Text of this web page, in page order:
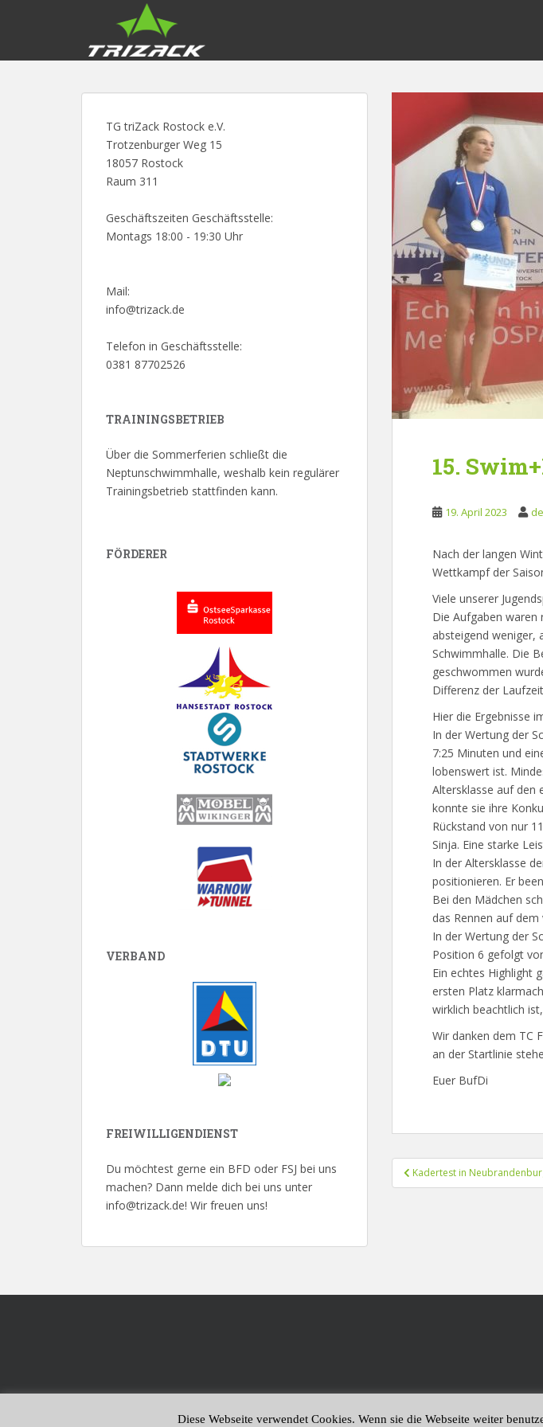
p
15.
19. April 2023
Nach der langen
Wettkampf der
Viele unserer
Die Aufgaben waren
absteigend weniger,
Schwimmhalle. Die
geschwommen
Differenz der
Hier die Ergebnisse
In der Wertung der
7:25 Minuten und
lobenswert ist.
Altersklasse auf den
konnte sie ihre
Rückstand von nur
Sinja. Eine starke
In der Altersklasse
positionieren. Er
Bei den Mädchen
das Rennen auf
In der Wertung der
Position 6 gefolgt
Ein echtes Highlight
ersten Platz
wirklich beachtlich
Wir danken dem TC
an der Startlinie
Euer BufDi
Kadertest in
TG triZack Rostock e.V.
Trotzenburger Weg 15
18057 Rostock
Raum 311
Geschäftszeiten Geschäftsstelle:
Montags 18:00 - 19:30 Uhr
Mail:
info@trizack.de
Telefon in Geschäftsstelle:
0381 87702526
TRAININGSBETRIEB
Über die Sommerferien schließt die
Neptunschwimmhalle, weshalb kein regulärer
Trainingsbetrieb stattfinden kann.
FÖRDERER
VERBAND
FREIWILLIGENDIENST
Du möchtest gerne ein BFD oder FSJ bei uns
machen? Dann melde dich bei uns unter
info@trizack.de! Wir freuen uns!
Diese Webseite verwendet Cookies. Wenn sie die Webseite weiter